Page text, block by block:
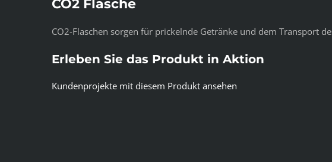
CO2 Flasche
CO2-Flaschen sorgen für prickelnde Getränke und dem Transport
Erleben Sie das Produkt in Aktion
Kundenprojekte mit diesem Produkt ansehen